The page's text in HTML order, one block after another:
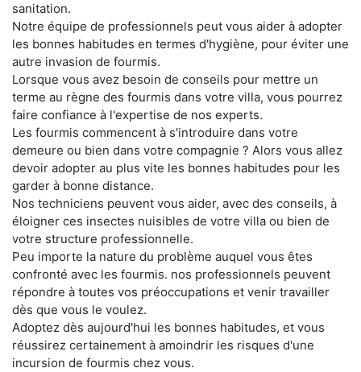
sanitation.
Notre équipe de professionnels peut vous aider à adopter
les bonnes habitudes en termes d'hygiène, pour éviter une
autre invasion de fourmis.
Lorsque vous avez besoin de conseils pour mettre un
terme au règne des fourmis dans votre villa, vous pourrez
faire confiance à l'expertise de nos experts.
Les fourmis commencent à s'introduire dans votre
demeure ou bien dans votre compagnie ? Alors vous allez
devoir adopter au plus vite les bonnes habitudes pour les
garder à bonne distance.
Nos techniciens peuvent vous aider, avec des conseils, à
éloigner ces insectes nuisibles de votre villa ou bien de
votre structure professionnelle.
Peu importe la nature du problème auquel vous êtes
confronté avec les fourmis. nos professionnels peuvent
répondre à toutes vos préoccupations et venir travailler
dès que vous le voulez.
Adoptez dès aujourd'hui les bonnes habitudes, et vous
réussirez certainement à amoindrir les risques d'une
incursion de fourmis chez vous.